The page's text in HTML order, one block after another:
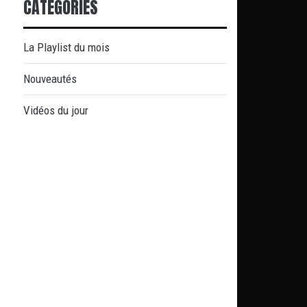
CATÉGORIES
La Playlist du mois
Nouveautés
Vidéos du jour